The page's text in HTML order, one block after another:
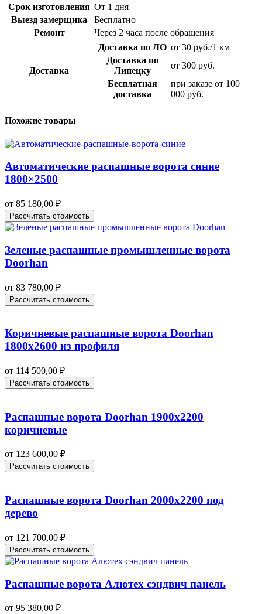
Срок изготовления От 1 дня
Выезд замерщика
Бесплатно
Ремонт
Через 2 часа после обращения
Доставка
Доставка по ЛО от 30 руб./1 км
Доставка по
Липецку
от 300 руб.
Бесплатная
доставка
при заказе от 100
000 руб.
Похожие товары
Автоматические распашные ворота синие
1800×2500
от 85 180,00 ₽
Рассчитать стоимость
Зеленые распашные промышленные ворота
Doorhan
от 83 780,00 ₽
Рассчитать стоимость
Коричневые распашные ворота Doorhan
1800х2600 из профиля
от 114 500,00 ₽
Рассчитать стоимость
Распашные ворота Doorhan 1900х2200
коричневые
от 123 600,00 ₽
Рассчитать стоимость
Распашные ворота Doorhan 2000х2200 под
дерево
от 121 700,00 ₽
Рассчитать стоимость
Распашные ворота Алютех сэндвич панель
от 95 380,00 ₽